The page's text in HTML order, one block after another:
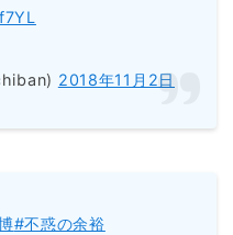
2018年11月2日
#不惑の余裕